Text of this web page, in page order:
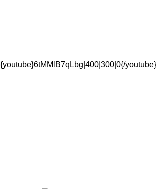
{youtube}6tMMlB7qLbg|400|300|0{/youtube}